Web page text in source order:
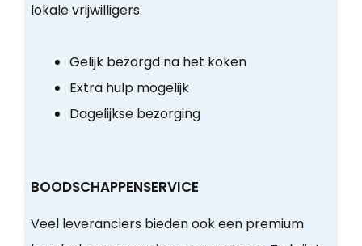
lokale vrijwilligers.
Gelijk bezorgd na het koken
Extra hulp mogelijk
Dagelijkse bezorging
BOODSCHAPPENSERVICE
Veel leveranciers bieden ook een premium